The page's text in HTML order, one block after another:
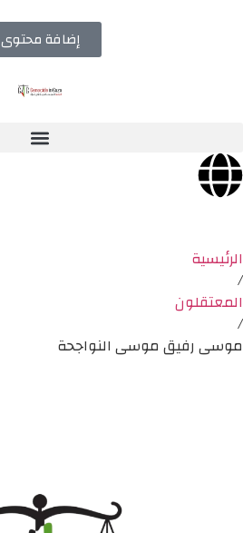
إضافة محتوى
الرئيسية
/
المعتقلون
/
موسى رفيق موسى النواجحة